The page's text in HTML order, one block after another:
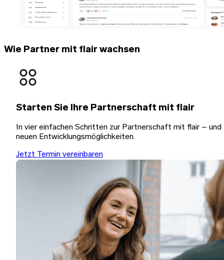
Wie Partner mit flair wachsen
Starten Sie Ihre Partnerschaft mit flair
In vier einfachen Schritten zur Partnerschaft mit flair – und
neuen Entwicklungsmöglichkeiten.
Jetzt Termin vereinbaren